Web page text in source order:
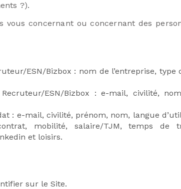
?).
concernant ou concernant des
ESN/Bizbox : nom de l’entreprise, type
ESN/Bizbox : e-mail, civilité,
: e-mail, civilité, prénom, nom, langue
mobilité, salaire/TJM, temps de
et loisirs.
sur le Site.